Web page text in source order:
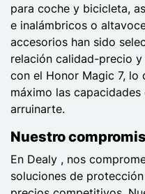
para coche y bicicleta,
e inalámbricos o
accesorios han sido
relación calidad-precio
con el Honor Magic 7,
máximo las
arruinarte.
Nuestro
En Dealy , nos
soluciones de